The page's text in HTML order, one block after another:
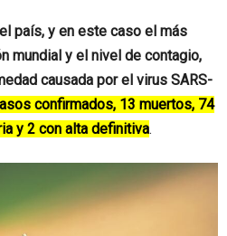
país, y en este caso el más
mundial y el nivel de contagio,
causada por el virus SARS-
confirmados, 13 muertos, 74
y 2 con alta definitiva.